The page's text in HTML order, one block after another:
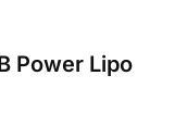
Power Lipo